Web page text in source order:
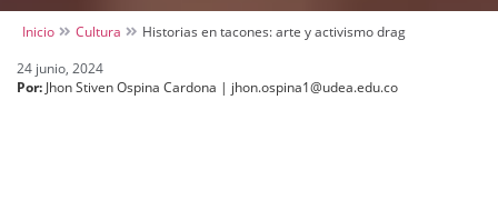
Inicio Cultura
Historias en tacones: arte y activismo drag
24 junio, 2024
Por: Jhon Stiven Ospina Cardona | jhon.ospina1@udea.edu.co